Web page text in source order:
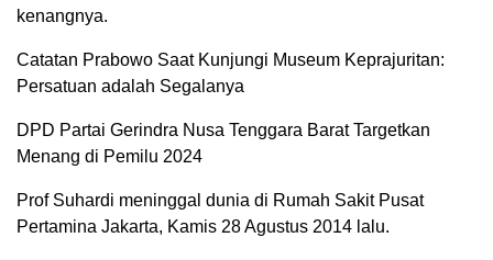
kenangnya.
Catatan Prabowo Saat Kunjungi Museum Keprajuritan:
Persatuan adalah Segalanya
DPD Partai Gerindra Nusa Tenggara Barat Targetkan
Menang di Pemilu 2024
Prof Suhardi meninggal dunia di Rumah Sakit Pusat
Pertamina Jakarta, Kamis 28 Agustus 2014 lalu.